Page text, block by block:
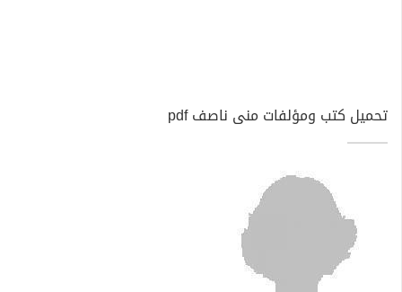
تحميل كتب ومؤلفات منى ناصف pdf